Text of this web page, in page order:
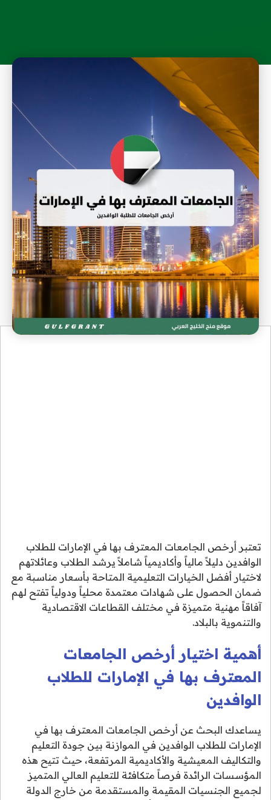
تعتبر أرخص الجامعات المعترف بها في الإمارات للطلاب
الوافدين دليلاً مالياً وأكاديمياً شاملاً يرشد الطلاب وعائلاتهم
لاختيار أفضل الخيارات التعليمية المتاحة بأسعار مناسبة مع
ضمان الحصول على شهادات معتمدة محلياً ودولياً تفتح لهم
آفاقاً مهنية متميزة في مختلف القطاعات الاقتصادية
والتنموية بالبلاد.
أهمية اختيار أرخص الجامعات
المعترف بها في الإمارات للطلاب
الوافدين
يساعدك البحث عن أرخص الجامعات المعترف بها في
الإمارات للطلاب الوافدين في الموازنة بين جودة التعليم
والتكاليف المعيشية والأكاديمية المرتفعة، حيث تتيح هذه
المؤسسات الرائدة فرصاً متكافئة للتعليم العالي المتميز
لجميع الجنسيات المقيمة والمستقدمة من خارج الدولة